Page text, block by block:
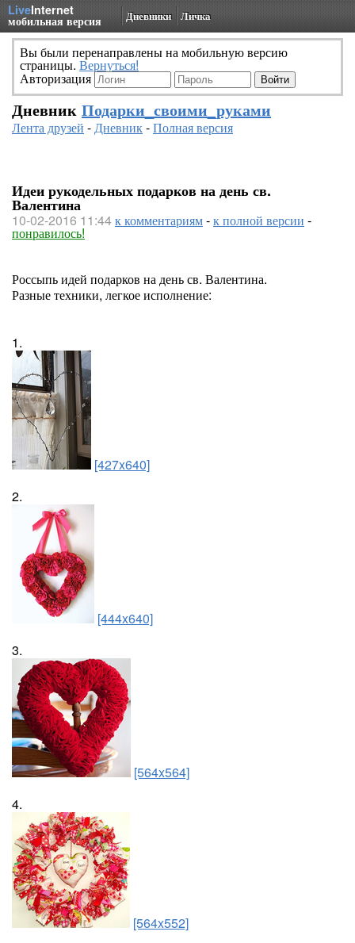
LiveInternet
мобильная версия Дневники Личка
Вы были перенаправлены на мобильную версию
страницы. Вернуться!
Авторизация
Дневник Подарки_своими_руками
Лента друзей -Дневник-Полная версия
Идеи рукодельных подарков на день св.
Валентина
10-02-2016 11:44к комментариям-к полной версии -
понравилось!
Россыпь идей подарков на день св. Валентина.
Разные техники, легкое исполнение:
1.
[427x640]
2.
[444x640]
3.
[564x564]
4.
[564x552]